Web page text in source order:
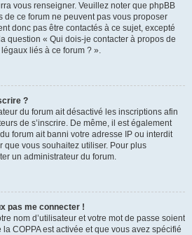
vous renseigner. Veuillez noter que phpBB
de ce forum ne peuvent pas vous proposer
donc pas être contactés à ce sujet, excepté
question « Qui dois-je contacter à propos de
liés à ce forum ? ».
?
du forum ait désactivé les inscriptions afin
de s’inscrire. De même, il est également
forum ait banni votre adresse IP ou interdit
que vous souhaitez utiliser. Pour plus
un administrateur du forum.
pas me connecter !
nom d’utilisateur et votre mot de passe soient
COPPA est activée et que vous avez spécifié